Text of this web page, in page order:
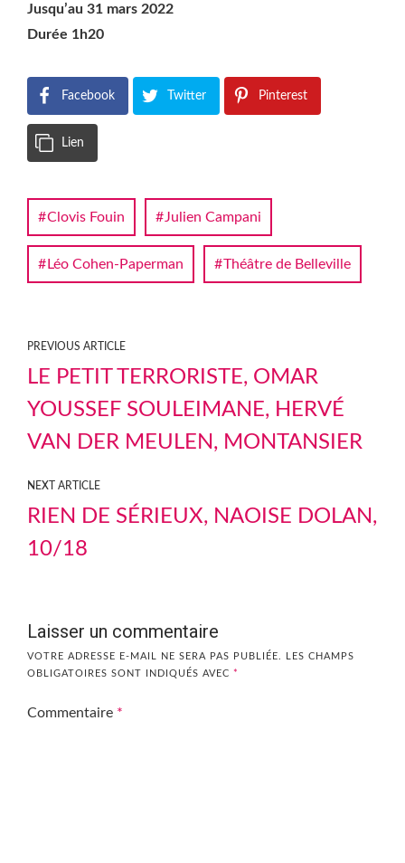
Jusqu’au 31 mars 2022
Durée 1h20
Facebook Twitter Pinterest
Lien
Clovis Fouin Julien Campani
Léo Cohen-Paperman Théâtre de Belleville
PREVIOUS ARTICLE
LE PETIT TERRORISTE, OMAR
YOUSSEF SOULEIMANE, HERVÉ
VAN DER MEULEN, MONTANSIER
NEXT ARTICLE
RIEN DE SÉRIEUX, NAOISE DOLAN,
10/18
Laisser un commentaire
VOTRE ADRESSE E-MAIL NE SERA PAS PUBLIÉE.
LES CHAMPS
OBLIGATOIRES SONT INDIQUÉS AVEC *
Commentaire *